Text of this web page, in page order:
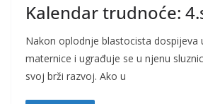
Kalendar trudnoće:
Nakon oplodnje blastocista dospijeva
maternice i ugrađuje se u njenu
svoj brži razvoj. Ako u